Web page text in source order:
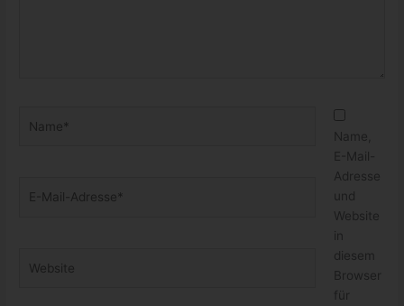
Mail-
Name,
E-Mail-
Adresse
und
Website
in
diesem
Browser
für